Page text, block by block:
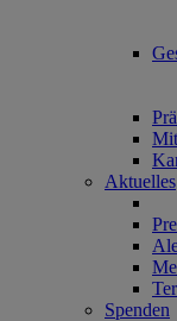
Aktuelles
Spenden